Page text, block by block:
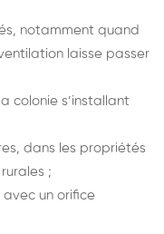
notamment quand
laisse passer
colonie s’installant
dans les propriétés
;
avec un orifice